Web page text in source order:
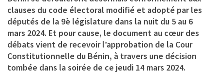
clauses du code électoral modifié et adopté par les
députés de la 9è législature dans la nuit du 5 au 6
mars 2024. Et pour cause, le document au cœur des
débats vient de recevoir l’approbation de la Cour
Constitutionnelle du Bénin, à travers une décision
tombée dans la soirée de ce jeudi 14 mars 2024.